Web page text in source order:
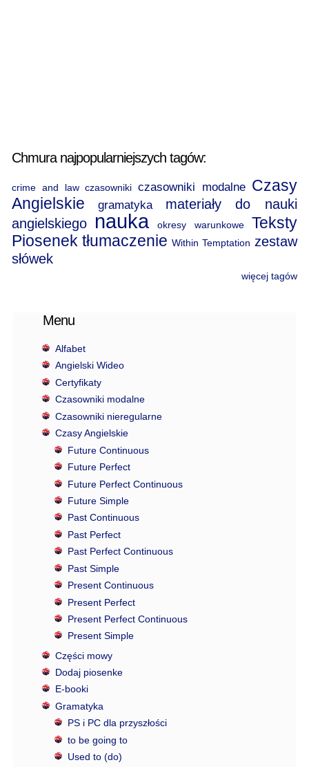
Chmura najpopularniejszych tagów:
crime and law czasowniki czasowniki modalne Czasy
Angielskie
gramatyka
materiały do nauki
angielskiego
nauka okresy warunkowe
Teksty
Piosenek tłumaczenie Within Temptation zestaw
słówek
więcej tagów
Menu
Alfabet
Angielski Wideo
Certyfikaty
Czasowniki modalne
Czasowniki nieregularne
Czasy Angielskie
Future Continuous
Future Perfect
Future Perfect Continuous
Future Simple
Past Continuous
Past Perfect
Past Perfect Continuous
Past Simple
Present Continuous
Present Perfect
Present Perfect Continuous
Present Simple
Części mowy
Dodaj piosenke
E-booki
Gramatyka
PS i PC dla przyszłości
to be going to
Used to (do)